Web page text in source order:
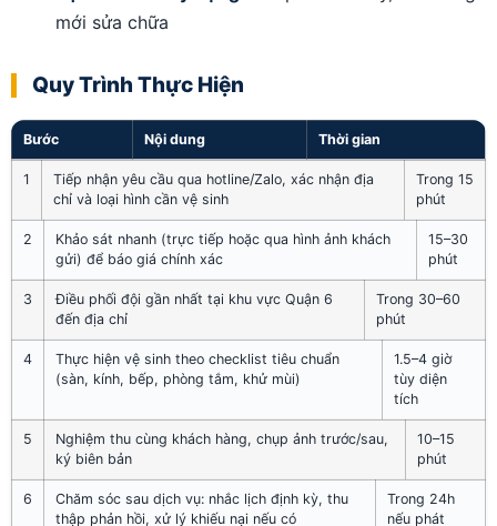
mới sửa chữa
Quy Trình Thực Hiện
Bước Nội dung Thời gian
1
Tiếp nhận yêu cầu qua hotline/Zalo, xác nhận địa
chỉ và loại hình cần vệ sinh
Trong 15
phút
2
Khảo sát nhanh (trực tiếp hoặc qua hình ảnh khách
gửi) để báo giá chính xác
15–30
phút
3
Điều phối đội gần nhất tại khu vực Quận 6
đến địa chỉ
Trong 30–60
phút
4
Thực hiện vệ sinh theo checklist tiêu chuẩn
(sàn, kính, bếp, phòng tắm, khử mùi)
1.5–4 giờ
tùy diện
tích
5
Nghiệm thu cùng khách hàng, chụp ảnh trước/sau,
ký biên bản
10–15
phút
6
Chăm sóc sau dịch vụ: nhắc lịch định kỳ, thu
thập phản hồi, xử lý khiếu nại nếu có
Trong 24h
nếu phát